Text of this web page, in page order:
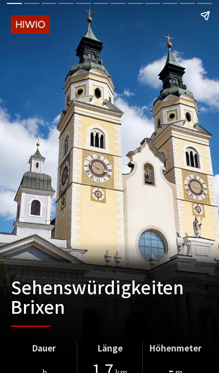
Sehenswürdigkeiten
Brixen
Dauer
Länge Höhenmeter